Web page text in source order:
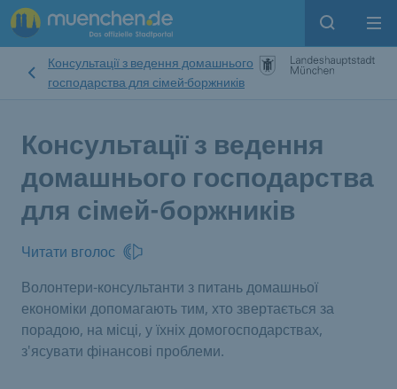
Open
Консультації з ведення домашнього
господарства для сімей-боржників
Консультації з ведення
домашнього господарства
для сімей-боржників
Читати вголос
Волонтери-консультанти з питань домашньої
економіки допомагають тим, хто звертається за
порадою, на місці, у їхніх домогосподарствах,
з'ясувати фінансові проблеми.